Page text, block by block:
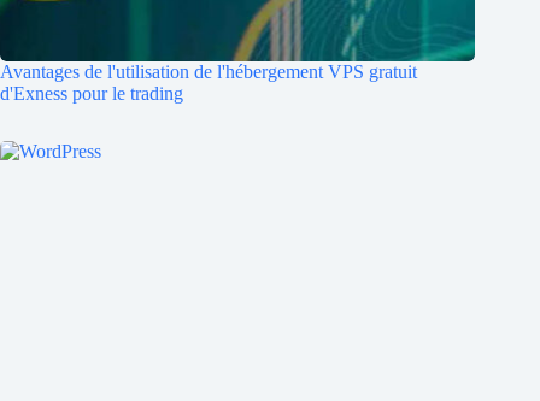
Avantages de l'utilisation de l'hébergement VPS gratuit
d'Exness pour le trading